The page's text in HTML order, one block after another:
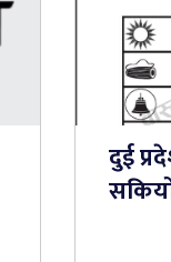
दुई